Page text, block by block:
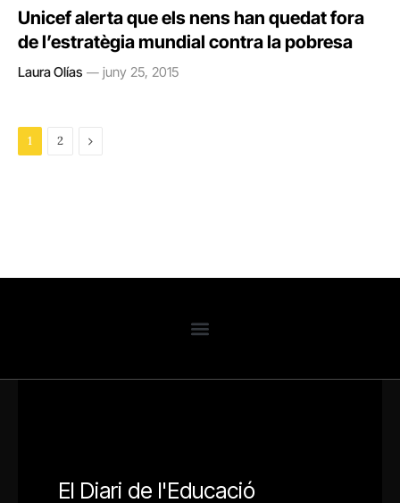
Unicef ​​alerta que els nens han quedat fora
de l’estratègia mundial contra la pobresa
Laura Olías juny 25, 2015
1 2 Next